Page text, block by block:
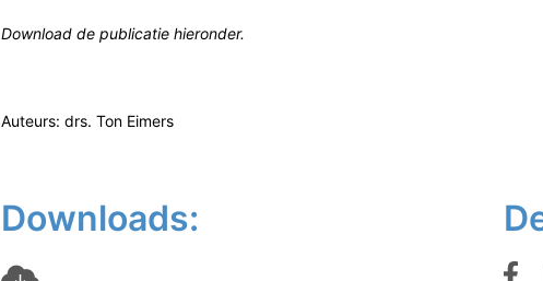
Download de publicatie hieronder.
Auteurs: drs. Ton Eimers
Downloads: